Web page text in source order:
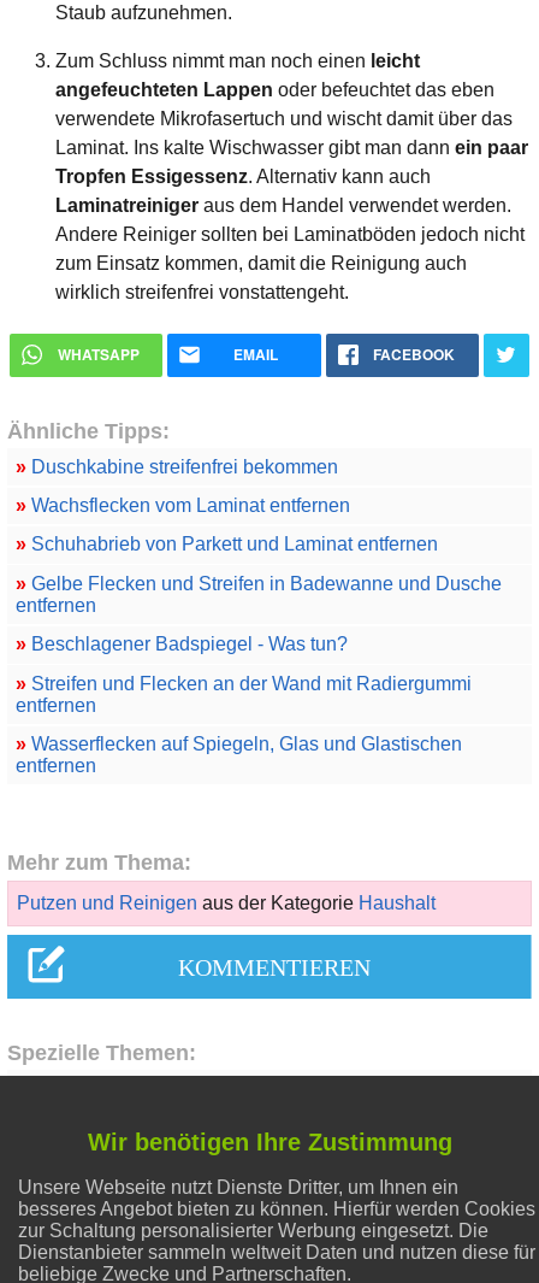
Staub aufzunehmen.
Zum Schluss nimmt man noch einen leicht
angefeuchteten Lappen oder befeuchtet das eben
verwendete Mikrofasertuch und wischt damit über das
Laminat. Ins kalte Wischwasser gibt man dannein paar
Tropfen Essigessenz. Alternativ kann auch
Laminatreiniger aus dem Handel verwendet werden.
Andere Reiniger sollten bei Laminatböden jedoch nicht
zum Einsatz kommen, damit die Reinigung auch
wirklich streifenfrei vonstattengeht.
WHATSAPP EMAIL FACEBOOK
Ähnliche Tipps:
»Duschkabine streifenfrei bekommen
»Wachsflecken vom Laminat entfernen
»Schuhabrieb von Parkett und Laminat entfernen
»Gelbe Flecken und Streifen in Badewanne und Dusche
entfernen
»Beschlagener Badspiegel - Was tun?
»Streifen und Flecken an der Wand mit Radiergummi
entfernen
»Wasserflecken auf Spiegeln, Glas und Glastischen
entfernen
Mehr zum Thema:
Putzen und Reinigen aus der Kategorie Haushalt
Spezielle Themen:
Hausmittel Zitrone
Flecken entfernen
Wir benötigen Ihre Zustimmung
Unsere Webseite nutzt Dienste Dritter, um Ihnen ein
besseres Angebot bieten zu können. Hierfür werden Cookies
zur Schaltung personalisierter Werbung eingesetzt. Die
Dienstanbieter sammeln weltweit Daten und nutzen diese für
beliebige Zwecke und Partnerschaften.